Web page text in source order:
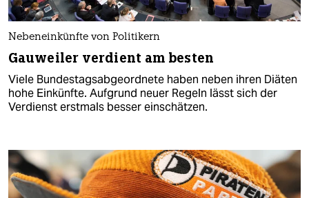
Nebeneinkünfte von Politikern
Gauweiler verdient am besten
Viele Bundestagsabgeordnete haben neben ihren Diäten
hohe Einkünfte. Aufgrund neuer Regeln lässt sich der
Verdienst erstmals besser einschätzen.